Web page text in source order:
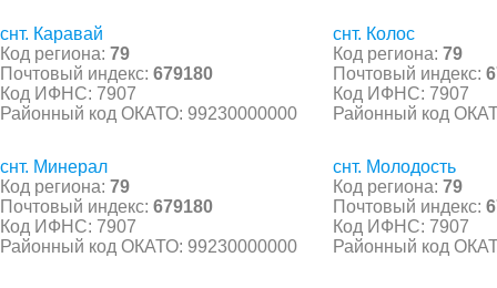
снт. Каравай
Код региона: 79
Почтовый индекс: 679180
Код ИФНС: 7907
Районный код ОКАТО: 99230000000
снт. Колос
Код региона: 79
Почтовый индекс:
Код ИФНС: 7907
Районный код
снт. Минерал
Код региона: 79
Почтовый индекс: 679180
Код ИФНС: 7907
Районный код ОКАТО: 99230000000
снт. Молодость
Код региона: 79
Почтовый индекс:
Код ИФНС: 7907
Районный код